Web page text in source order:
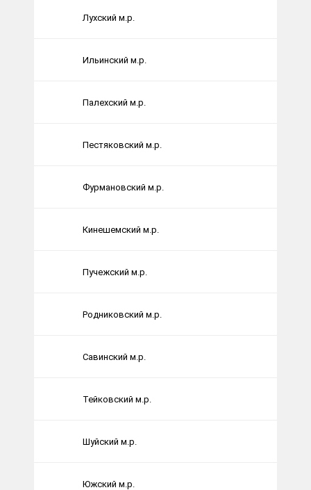
Лухский м.р.
Ильинский м.р.
Палехский м.р.
Пестяковский м.р.
Фурмановский м.р.
Кинешемский м.р.
Пучежский м.р.
Родниковский м.р.
Савинский м.р.
Тейковский м.р.
Шуйский м.р.
Южский м.р.